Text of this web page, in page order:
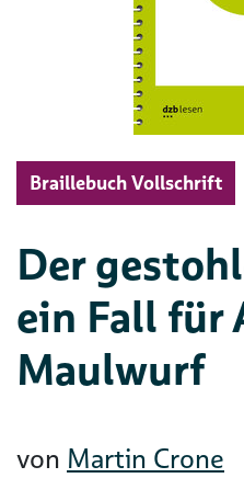
Braillebuch Vollschrift
Der
ein Fall für
Maulwurf
von Martin Crone